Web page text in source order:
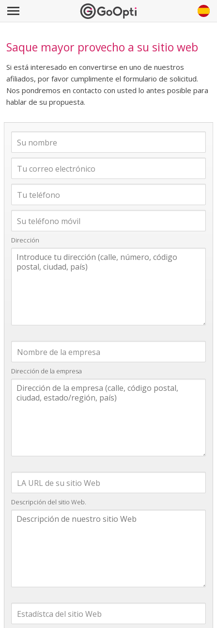
Saque mayor provecho a su sitio web
Si está interesado en convertirse en uno de nuestros
afiliados, por favor cumplimente el formulario de solicitud.
Nos pondremos en contacto con usted lo antes posible para
hablar de su propuesta.
Dirección
Dirección de la empresa
Descripción del sitio Web.